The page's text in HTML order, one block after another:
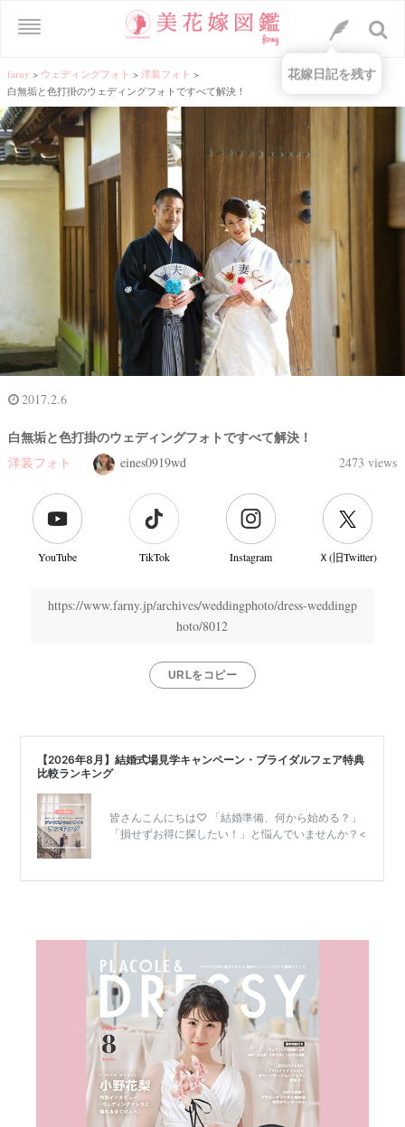
farny > ウェディングフォト > 洋装フォト >
白無垢と色打掛のウェディングフォトですべて解決！
2017.2.6
白無垢と色打掛のウェディングフォトですべて解決！
洋装フォト eines0919wd 2473 views
YouTube TikTok Instagram Ｘ(旧Twitter)
https://www.farny.jp/archives/weddingphoto/dress-weddingp
hoto/8012
URLをコピー
花嫁日記を残す